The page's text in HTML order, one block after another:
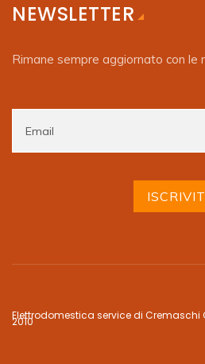
NEWSLETTER
Rimane sempre aggiornato con
Elettrodomestica service di
2010